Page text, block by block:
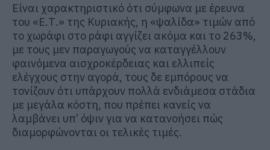
Είναι χαρακτηριστικό ότι σύμφωνα με έρευνα
του «Ε.Τ.» της Κυριακής, η «ψαλίδα» τιμών από
το χωράφι στο ράφι αγγίζει ακόμα και το 263%,
με τους μεν παραγωγούς να καταγγέλλουν
φαινόμενα αισχροκέρδειας και ελλιπείς
ελέγχους στην αγορά, τους δε εμπόρους να
τονίζουν ότι υπάρχουν πολλά ενδιάμεσα στάδια
με μεγάλα κόστη, που πρέπει κανείς να
λαμβάνει υπ’ όψιν για να κατανοήσει πώς
διαμορφώνονται οι τελικές τιμές.